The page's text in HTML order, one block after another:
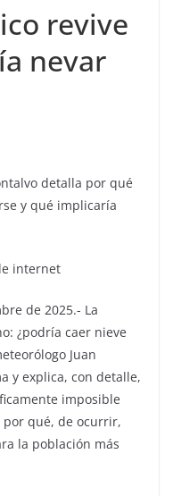
revive
nevar
detalla por qué
y qué implicaría
internet
de 2025.- La
¿podría caer nieve
Juan
y explica, con detalle,
imposible
por qué, de ocurrir,
la población más